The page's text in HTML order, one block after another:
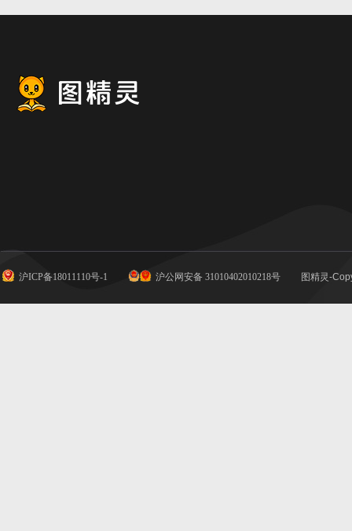
沪ICP备18011110号-1 沪公网安备 31010402010218号 图精灵-